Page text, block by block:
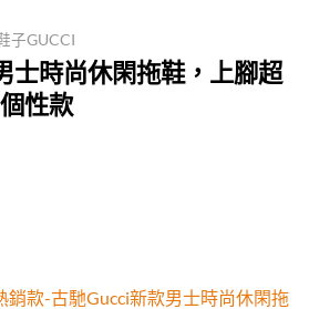
子GUCCI
士時尚休閑拖鞋，上腳超
性款
銷款-古馳Gucci新款男士時尚休閑拖